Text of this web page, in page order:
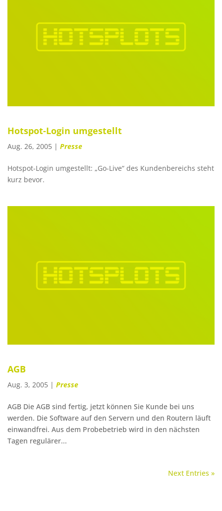
Hotspot-Login umgestellt
Aug. 26, 2005 | Presse
Hotspot-Login umgestellt: „Go-Live“ des Kundenbereichs steht
kurz bevor.
AGB
Aug. 3, 2005 | Presse
AGB Die AGB sind fer­tig, jetzt kön­nen Sie Kun­de bei uns
werden. Die Soft­ware auf den Ser­vern und den Rou­tern läuft
einwandfrei. Aus dem Pro­be­be­trieb wird in den nächs­ten
Tagen regu­lä­rer...
Next Entries »